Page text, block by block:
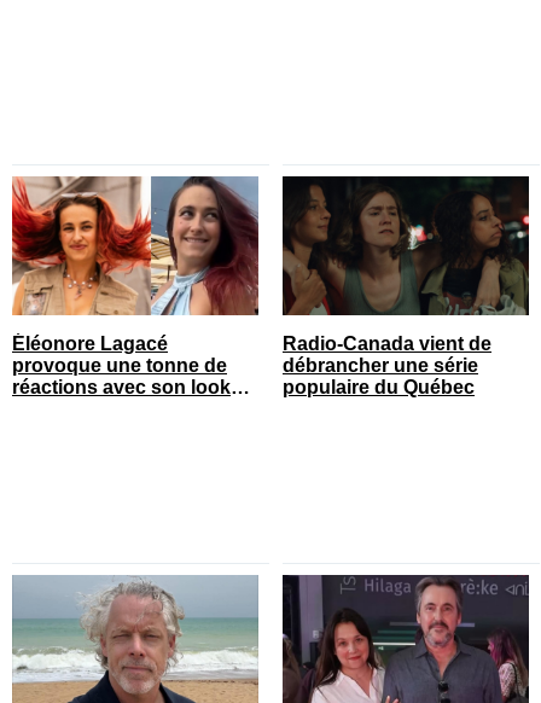
Éléonore Lagacé
provoque une tonne de
réactions avec son look
Radio-Canada vient de
débrancher une série
populaire du Québec